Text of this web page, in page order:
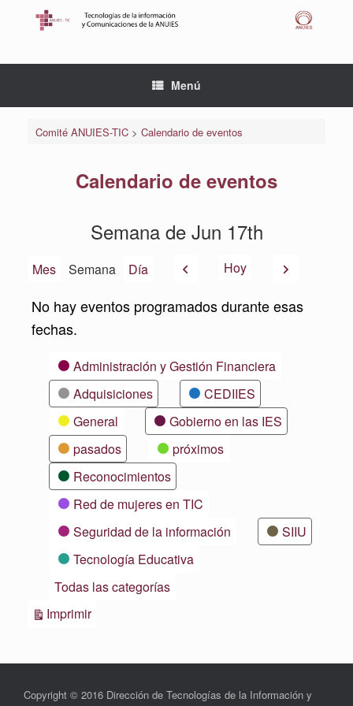
Menú
Comité ANUIES-TIC> Calendario de eventos
Calendario de eventos
Semana de Jun 17th
Mes Semana Día AnteriorHoy Siguiente
No hay eventos programados durante esas
fechas.
CategoríasAdministración y Gestión Financiera
Adquisiciones
CEDIIES
General
Gobierno en las IES
pasados
próximos
Reconocimientos
Red de mujeres en TIC
Seguridad de la información
SIIU
Tecnología Educativa
Todas las categorías
ImprimirVistas
Copyright © 2016 Dirección de Tecnologías de la Información y